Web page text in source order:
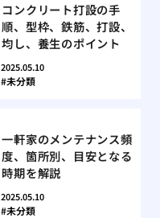
コンクリート打設の手
順、型枠、鉄筋、打設、
均し、養生のポイント
2025.05.10
未分類
一軒家のメンテナンス頻
度、箇所別、目安となる
時期を解説
2025.05.10
未分類